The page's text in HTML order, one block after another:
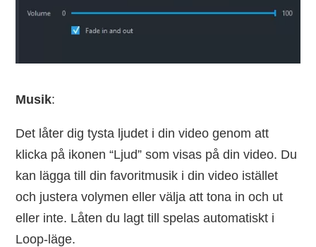
Musik:
Det låter dig tysta ljudet i din video genom att
klicka på ikonen “Ljud” som visas på din video. Du
kan lägga till din favoritmusik i din video istället
och justera volymen eller välja att tona in och ut
eller inte. Låten du lagt till spelas automatiskt i
Loop-läge.